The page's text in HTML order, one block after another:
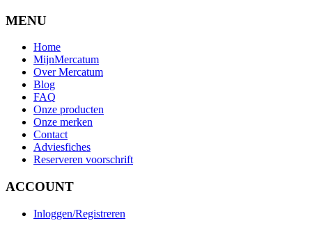
MENU
Home
MijnMercatum
Over Mercatum
Blog
FAQ
Onze producten
Onze merken
Contact
Adviesfiches
Reserveren voorschrift
ACCOUNT
Inloggen/Registreren